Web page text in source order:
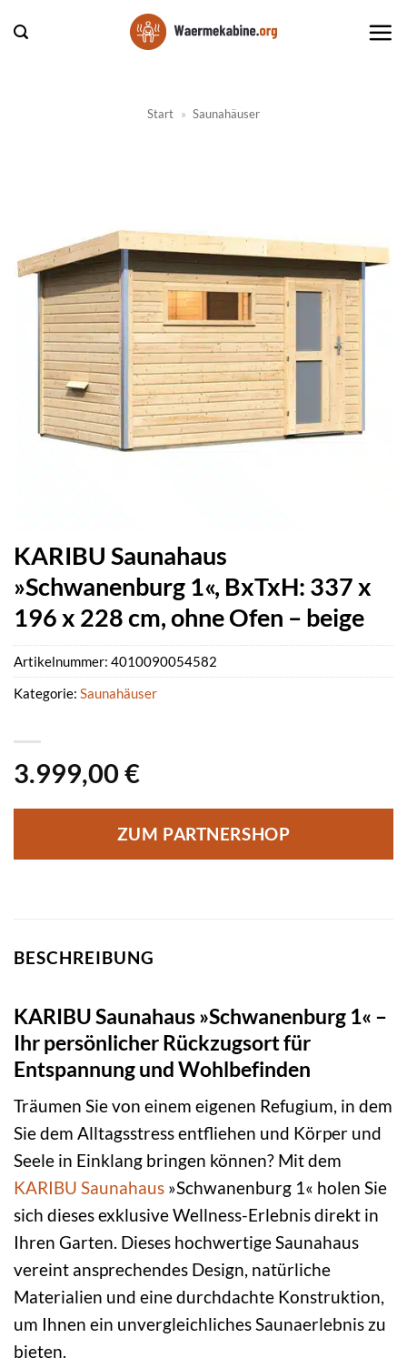
Inhalt
Start » Saunahäuser
KARIBU Saunahaus
»Schwanenburg 1«, BxTxH: 337 x
196 x 228 cm, ohne Ofen – beige
3.999,00 €
ZUM PARTNERSHOP
Artikelnummer: 4010090054582
Kategorie: Saunahäuser
BESCHREIBUNG
KARIBU Saunahaus »Schwanenburg 1« –
Ihr persönlicher Rückzugsort für
Entspannung und Wohlbefinden
Träumen Sie von einem eigenen Refugium, in dem
Sie dem Alltagsstress entfliehen und Körper und
Seele in Einklang bringen können? Mit dem
KARIBU Saunahaus »Schwanenburg 1« holen Sie
sich dieses exklusive Wellness-Erlebnis direkt in
Ihren Garten. Dieses hochwertige Saunahaus
vereint ansprechendes Design, natürliche
Materialien und eine durchdachte Konstruktion,
um Ihnen ein unvergleichliches Saunaerlebnis zu
bieten.